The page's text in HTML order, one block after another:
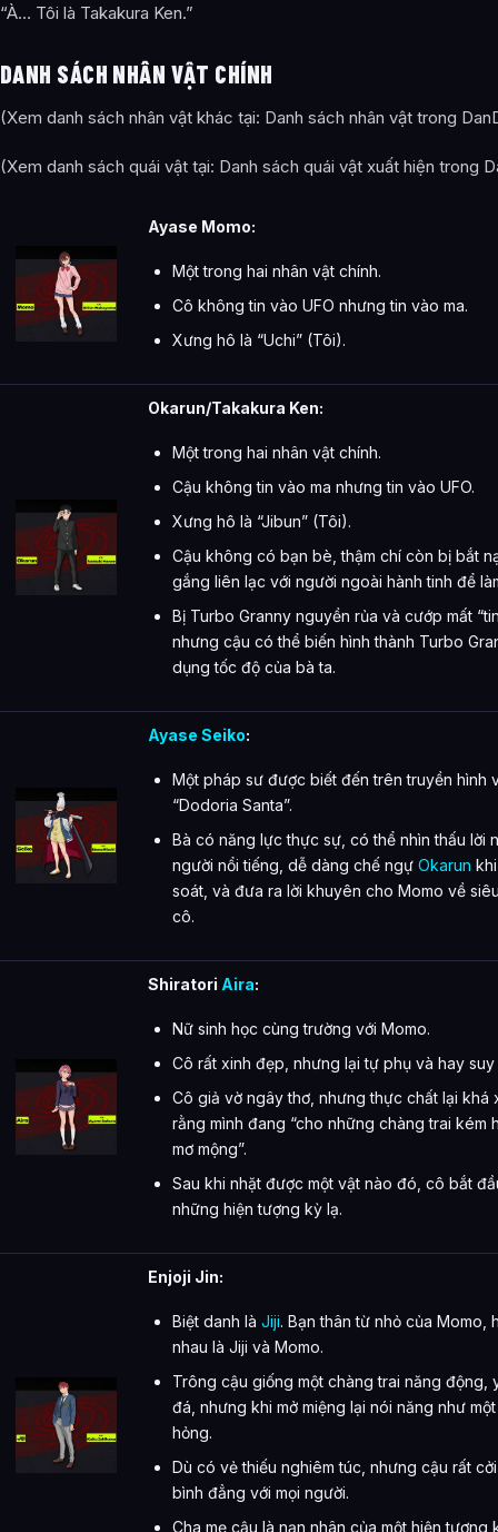
“À… Tôi là Takakura Ken.”
DANH SÁCH NHÂN VẬT CHÍNH
(Xem danh sách nhân vật khác tại: Danh sách nhân vật trong
(Xem danh sách quái vật tại: Danh sách quái vật xuất hiện trong
Ayase Momo:
Một trong hai nhân vật chính.
Cô không tin vào UFO nhưng tin vào ma.
Xưng hô là “Uchi” (Tôi).
Okarun/Takakura Ken:
Một trong hai nhân vật chính.
Cậu không tin vào ma nhưng tin vào UFO.
Xưng hô là “Jibun” (Tôi).
Cậu không có bạn bè, thậm chí còn bị bắt
gắng liên lạc với người ngoài hành tinh để
Bị Turbo Granny nguyền rủa và cướp mất
nhưng cậu có thể biến hình thành Turbo
dụng tốc độ của bà ta.
Ayase Seiko:
Một pháp sư được biết đến trên truyền hình
“Dodoria Santa”.
Bà có năng lực thực sự, có thể nhìn thấu lời
người nổi tiếng, dễ dàng chế ngự Okarun
soát, và đưa ra lời khuyên cho Momo về
cô.
Shiratori Aira:
Nữ sinh học cùng trường với Momo.
Cô rất xinh đẹp, nhưng lại tự phụ và hay suy
Cô giả vờ ngây thơ, nhưng thực chất lại khá
rằng mình đang “cho những chàng trai kém
mơ mộng”.
Sau khi nhặt được một vật nào đó, cô bắt
những hiện tượng kỳ lạ.
Enjoji Jin:
Biệt danh là Jiji. Bạn thân từ nhỏ của Momo,
nhau là Jiji và Momo.
Trông cậu giống một chàng trai năng động,
đá, nhưng khi mở miệng lại nói năng như
hỏng.
Dù có vẻ thiếu nghiêm túc, nhưng cậu rất
bình đẳng với mọi người.
Cha mẹ cậu là nạn nhân của một hiện tượng